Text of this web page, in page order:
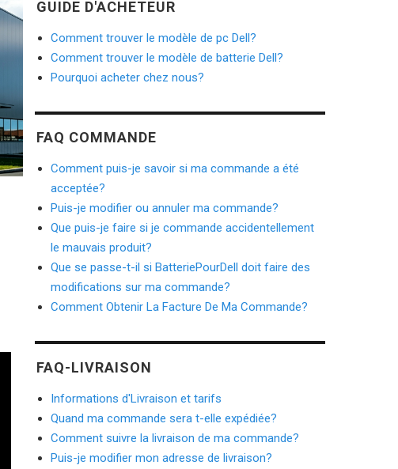
GUIDE D'ACHETEUR
Comment trouver le modèle de pc Dell?
Comment trouver le modèle de batterie Dell?
Pourquoi acheter chez nous?
FAQ COMMANDE
Comment puis-je savoir si ma commande a été
acceptée?
Puis-je modifier ou annuler ma commande?
Que puis-je faire si je commande accidentellement
le mauvais produit?
Que se passe-t-il si BatteriePourDell doit faire des
modifications sur ma commande?
Comment Obtenir La Facture De Ma Commande?
FAQ-LIVRAISON
Informations d'Livraison et tarifs
Quand ma commande sera t-elle expédiée?
Comment suivre la livraison de ma commande?
Puis-je modifier mon adresse de livraison?